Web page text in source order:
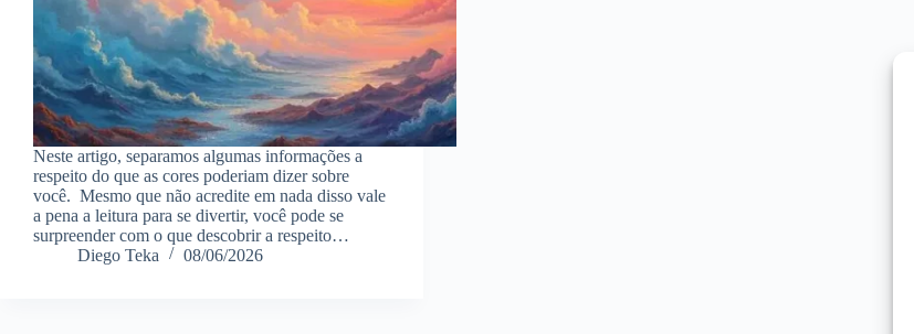
Neste artigo, separamos algumas informações a
respeito do que as cores poderiam dizer sobre
você. Mesmo que não acredite em nada disso vale
a pena a leitura para se divertir, você pode se
surpreender com o que descobrir a respeito…
Diego Teka
08/06/2026